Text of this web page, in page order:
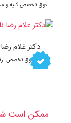
فوق تخصص کلیه و
دکتر غلام
فوق تخصص
ممکن است